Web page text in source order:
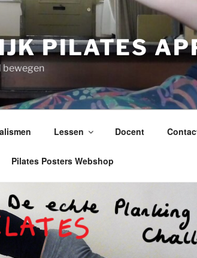
PILATES
bewegen
Lessen Docent
Pilates Posters Webshop